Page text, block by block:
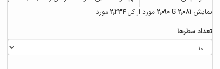
نمایش ۲٬۰۸۱ تا ۲٬۰۹۰ مورد از کل۲٬۲۳۴مورد.
تعداد سطرها